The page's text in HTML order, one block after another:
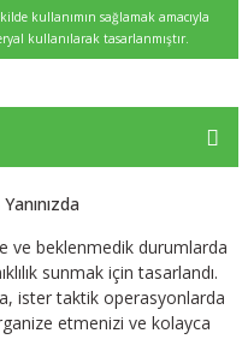
kullanımın sağlamak amacıyla
kullanılarak tasarlanmıştır.
ve beklenmedik durumlarda
sunmak için tasarlandı.
ister taktik operasyonlarda
etmenizi ve kolayca